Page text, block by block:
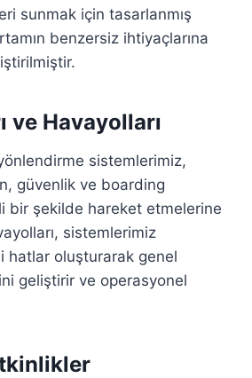
sunmak için tasarlanmış
benzersiz ihtiyaçlarına
ve Havayolları
sistemlerimiz,
güvenlik ve boarding
bir şekilde hareket etmelerine
sistemlerimiz
hatlar oluşturarak genel
geliştirir ve operasyonel